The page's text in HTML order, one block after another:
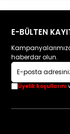
E-BÜLTEN
haberdar olun.
Üyelik koşullarını